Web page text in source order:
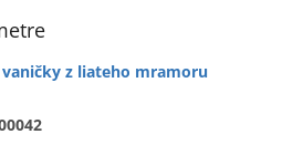
vaničky z liateho mramoru